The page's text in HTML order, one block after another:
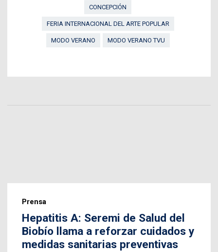
CONCEPCIÓN
FERIA INTERNACIONAL DEL ARTE POPULAR
MODO VERANO MODO VERANO TVU
Prensa
Hepatitis A: Seremi de Salud del
Biobío llama a reforzar cuidados y
medidas sanitarias preventivas